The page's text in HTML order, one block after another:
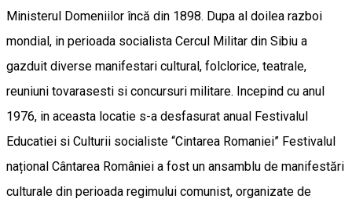
Ministerul Domeniilor încă din 1898. Dupa al doilea razboi
mondial, in perioada socialista Cercul Militar din Sibiu a
gazduit diverse manifestari cultural, folclorice, teatrale,
reuniuni tovarasesti si concursuri militare. Incepind cu anul
1976, in aceasta locatie s-a desfasurat anual Festivalul
Educatiei si Culturii socialiste “Cintarea Romaniei” Festivalul
național Cântarea României a fost un ansamblu de manifestări
culturale din perioada regimului comunist, organizate de